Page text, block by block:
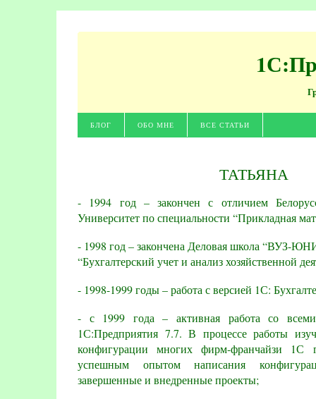
БЛОГ ОБО МНЕ ВСЕ СТАТЬИ
ТАТЬЯНА
- 1994 год – закончен с отличием
Университет по специальности “Прикладная
- 1998 год – закончена Деловая школа “ВУЗ-
“Бухгалтерский учет и анализ хозяйственной
- 1998-1999 годы – работа с версией 1С:
- с 1999 года – активная работа со
1С:Предприятия 7.7. В процессе работы
конфигурации многих фирм-франчайзи 1С
успешным опытом написания
завершенные и внедренные проекты;